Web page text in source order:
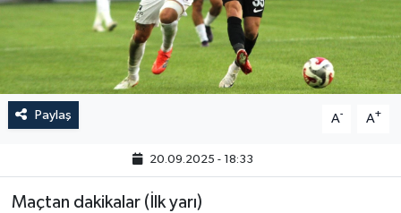
Paylaş A- A+
20.09.2025 - 18:33
Maçtan dakikalar (İlk yarı)